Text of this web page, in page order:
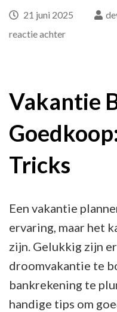
21 juni 2025
reactie achterop
Goedkoop
Boeken
je
Vakantie
Tricks
Een vakantie
ervaring, maar het
zijn. Gelukkig zijn
droomvakantie te
bankrekening te
handige tips om